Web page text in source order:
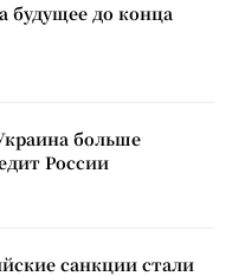
будущее до конца
больше
России
санкции стали